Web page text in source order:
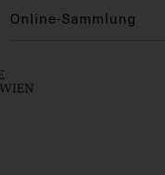
Online-Sammlung